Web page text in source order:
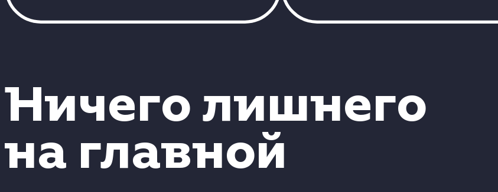
Ничего лишнего
на главной